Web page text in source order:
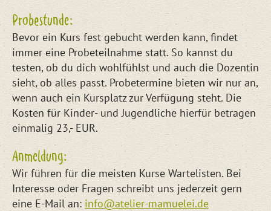
Probestunde:
Bevor ein Kurs fest gebucht werden kann, findet
immer eine Probeteilnahme statt. So kannst du
testen, ob du dich wohlfühlst und auch die Dozentin
sieht, ob alles passt. Probetermine bieten wir nur an,
wenn auch ein Kursplatz zur Verfügung steht. Die
Kosten für Kinder- und Jugendliche hierfür betragen
einmalig 23,- EUR.
Anmeldung:
Wir führen für die meisten Kurse Wartelisten. Bei
Interesse oder Fragen schreibt uns jederzeit gern
eine E-Mail an: info@atelier-mamuelei.de